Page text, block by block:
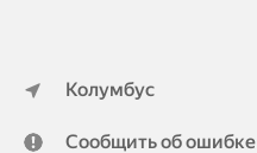
Колумбус
Сообщить об ошибке